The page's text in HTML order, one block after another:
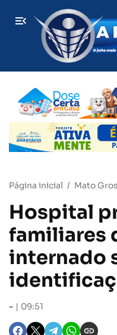
ÚLTIMAS
Jornalista questiona
Página inicial Mato
Hospital
familiares
internado
- 09:51